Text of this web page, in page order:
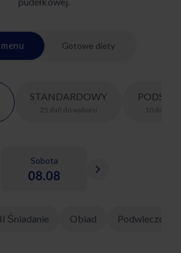
Gotowe diety
STANDARDOWY
25 dań do wyboru 10 dań
Sobota
08.08
II Śniadanie Obiad Podwieczorek